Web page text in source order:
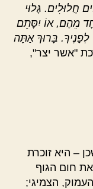
חֲלוּלִים. גָּלוּי
מֵהֶם, אוֹ יִסָּתֵם
בָּרוּךְ אַתָּה
"אשר יצר",
– היא זוכרת
חום הגוף
הצמיגי;